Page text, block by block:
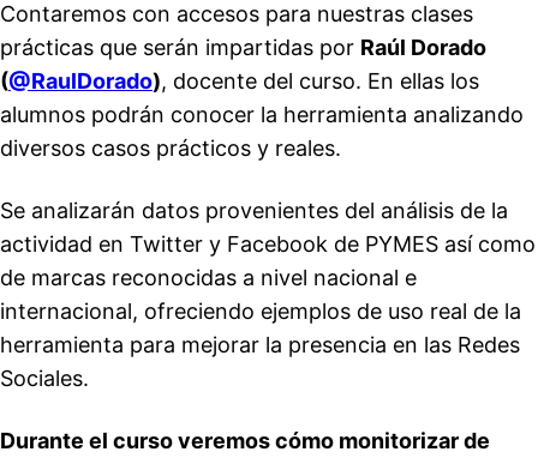
Contaremos con accesos para nuestras clases
prácticas que serán impartidas por Raúl Dorado
(@RaulDorado), docente del curso. En ellas los
alumnos podrán conocer la herramienta analizando
diversos casos prácticos y reales.
Se analizarán datos provenientes del análisis de la
actividad en Twitter y Facebook de PYMES así como
de marcas reconocidas a nivel nacional e
internacional, ofreciendo ejemplos de uso real de la
herramienta para mejorar la presencia en las Redes
Sociales.
Durante el curso veremos cómo monitorizar de